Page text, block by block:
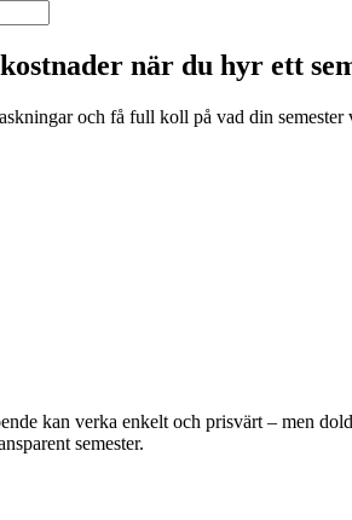
när du hyr ett
och få full koll på vad din semester
kan verka enkelt och prisvärt – men
semester.